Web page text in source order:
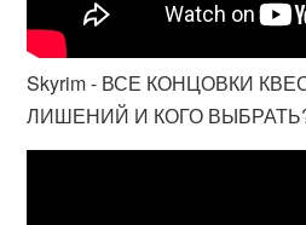
Skyrim - ВСЕ КОНЦОВКИ
ЛИШЕНИЙ И КОГО ВЫБРАТЬ?